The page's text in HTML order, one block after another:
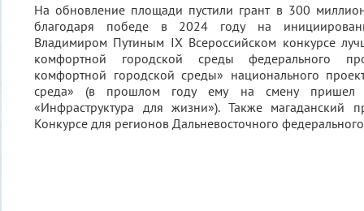
На обновление площади пустили грант в 300
благодаря победе в 2024 году на
Владимиром Путиным IX Всероссийском конкурсе
комфортной городской среды федерального
комфортной городской среды» национального
среда» (в прошлом году ему на смену пришел
«Инфраструктура для жизни»). Также магаданский
Конкурсе для регионов Дальневосточного